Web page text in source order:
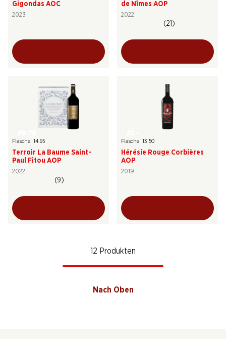
Gigondas AOC
2023
de Nîmes AOP
2022
(21)
Flasche: 14.95
Terroir La Baume Saint-
Paul Fitou AOP
2022
(9)
Flasche: 13.50
Hérésie Rouge Corbières
AOP
2019
12 Produkten
Nach Oben